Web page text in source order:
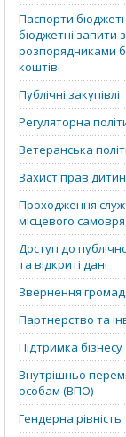
Паспорти
бюджетні запити
розпорядниками
коштів
Публічні закупівлі
Регуляторна
Ветеранська
Захист прав
Проходження
місцевого
Доступ до
та відкриті дані
Звернення
Партнерство та
Підтримка бізнесу
Внутрішньо
особам (ВПО)
Гендерна рівність